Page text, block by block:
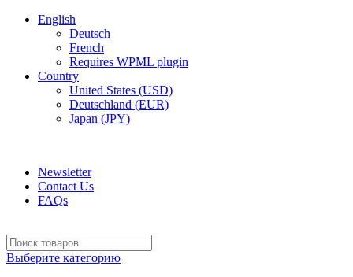
English
Deutsch
French
Requires WPML plugin
Country
United States (USD)
Deutschland (EUR)
Japan (JPY)
Newsletter
Contact Us
FAQs
Выберите категорию